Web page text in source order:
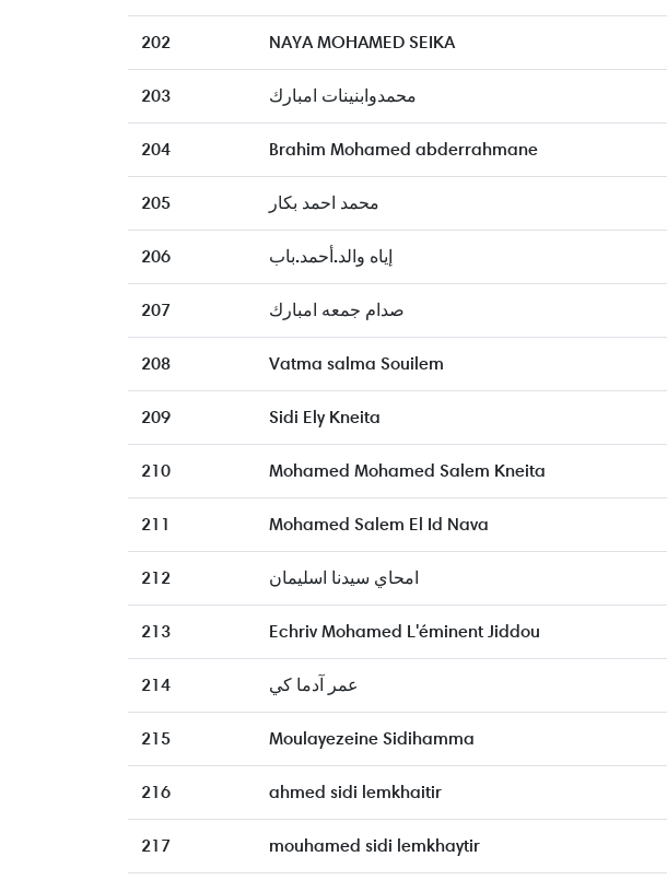
202 NAYA MOHAMED SEIKA
203 محمدوابنينات امبارك
204 Brahim Mohamed abderrahmane
205 محمد احمد بكار
206 إياه والد.أحمد.باب
207 صدام جمعه امبارك
208 Vatma salma Souilem
209 Sidi Ely Kneita
210 Mohamed Mohamed Salem Kneita
211 Mohamed Salem El Id Nava
212 امحاي سيدنا اسليمان
213 Echriv Mohamed L'éminent Jiddou
214 عمر آدما كي
215 Moulayezeine Sidihamma
216 ahmed sidi lemkhaitir
217 mouhamed sidi lemkhaytir